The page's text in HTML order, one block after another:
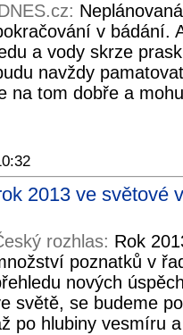
v bádání.
a vody skrze
navždy
na tom dobře a
2013 ve světové
rozhlas: Rok
poznatků v
nových
světě, se budeme
po hlubiny vesmíru